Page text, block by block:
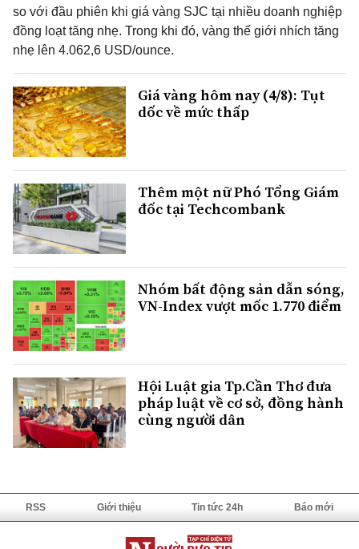
so với đầu phiên khi giá vàng SJC tại nhiều doanh nghiệp
đồng loạt tăng nhẹ. Trong khi đó, vàng thế giới nhích tăng
nhẹ lên 4.062,6 USD/ounce.
Giá vàng hôm nay (4/8): Tụt
dốc về mức thấp
Thêm một nữ Phó Tổng Giám
đốc tại Techcombank
Nhóm bất động sản dẫn sóng,
VN-Index vượt mốc 1.770 điểm
Hội Luật gia Tp.Cần Thơ đưa
pháp luật về cơ sở, đồng hành
cùng người dân
RSS Giới thiệu Tin tức 24h Báo mới